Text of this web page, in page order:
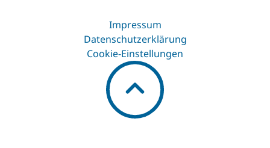
Impressum
Datenschutzerklärung
Cookie-Einstellungen